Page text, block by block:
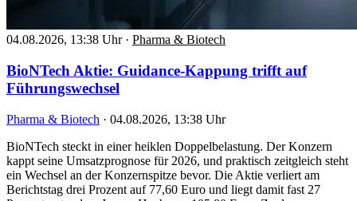
04.08.2026, 13:38 Uhr · Pharma & Biotech
BioNTech Aktie: Guidance-Kappung trifft auf
Führungswechsel
Pharma & Biotech · 04.08.2026, 13:38 Uhr
BioNTech steckt in einer heiklen Doppelbelastung. Der Konzern
kappt seine Umsatzprognose für 2026, und praktisch zeitgleich steht
ein Wechsel an der Konzernspitze bevor. Die Aktie verliert am
Berichtstag drei Prozent auf 77,60 Euro und liegt damit fast 27